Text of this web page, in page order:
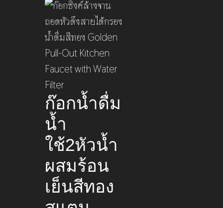
ก๊อกน้ำดื่ม
น้ำ
ใช้2หัวน้ำ
ผสมร้อน
เย็นสีทอง